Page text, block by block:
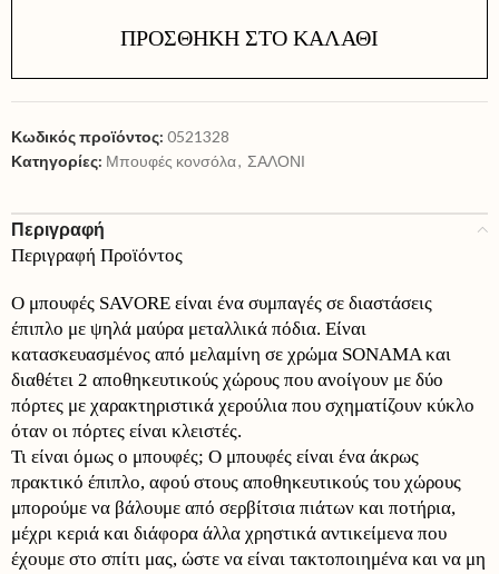
ΠΡΟΣΘΉΚΗ ΣΤΟ ΚΑΛΆΘΙ
Κωδικός προϊόντος: 0521328
Κατηγορίες: Μπουφές κονσόλα, ΣΑΛΟΝΙ
Περιγραφή
Περιγραφή Προϊόντος
Ο μπουφές SAVORE είναι ένα συμπαγές σε διαστάσεις
έπιπλο με ψηλά μαύρα μεταλλικά πόδια. Είναι
κατασκευασμένος από μελαμίνη σε χρώμα SONAMA και
διαθέτει 2 αποθηκευτικούς χώρους που ανοίγουν με δύο
πόρτες με χαρακτηριστικά χερούλια που σχηματίζουν κύκλο
όταν οι πόρτες είναι κλειστές.
Τι είναι όμως ο μπουφές; Ο μπουφές είναι ένα άκρως
πρακτικό έπιπλο, αφού στους αποθηκευτικούς του χώρους
μπορούμε να βάλουμε από σερβίτσια πιάτων και ποτήρια,
μέχρι κεριά και διάφορα άλλα χρηστικά αντικείμενα που
έχουμε στο σπίτι μας, ώστε να είναι τακτοποιημένα και να μη